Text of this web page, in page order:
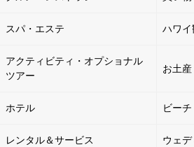
スパ・エステ ハワイ
アクティビティ・オプショナル
ツアー
お土産
ホテル ビーチ
レンタル＆サービス ウェ